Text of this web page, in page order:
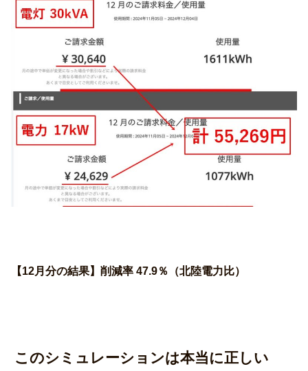
【12月分の結果】削減率 47.9％（北陸電力比）
このシミュレーションは本当に正しい